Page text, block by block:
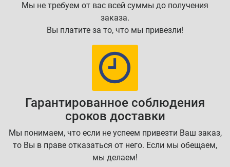
Мы не требуем от вас всей суммы до получения
заказа.
Вы платите за то, что мы привезли!
Гарантированное соблюдения
сроков доставки
Мы понимаем, что если не успеем привезти Ваш заказ,
то Вы в праве отказаться от него. Если мы обещаем,
мы делаем!